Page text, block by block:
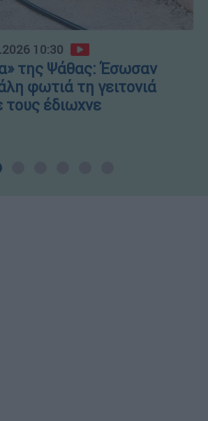
10:30
της Ψάθας: Έσωσαν
φωτιά τη γειτονιά
τους έδιωχνε